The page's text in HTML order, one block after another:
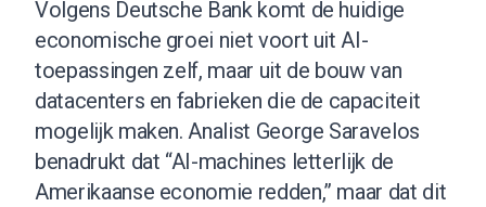
Volgens Deutsche Bank komt de huidige
economische groei niet voort uit AI-
toepassingen zelf, maar uit de bouw van
datacenters en fabrieken die de capaciteit
mogelijk maken. Analist George Saravelos
benadrukt dat “AI-machines letterlijk de
Amerikaanse economie redden,” maar dat dit